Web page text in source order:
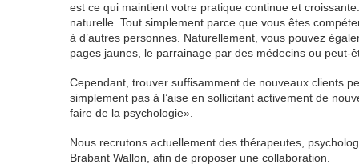
est ce qui maintient votre pratique continue et
naturelle. Tout simplement parce que vous êtes
à d’autres personnes. Naturellement, vous pouvez
pages jaunes, le parrainage par des médecins ou peut-
Cependant, trouver suffisamment de nouveaux clients
simplement pas à l’aise en sollicitant activement de
faire de la psychologie».
Nous recrutons actuellement des thérapeutes,
Brabant Wallon, afin de proposer une collaboration.